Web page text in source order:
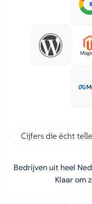
Cijfers die écht
Bedrijven uit heel
Klaar om